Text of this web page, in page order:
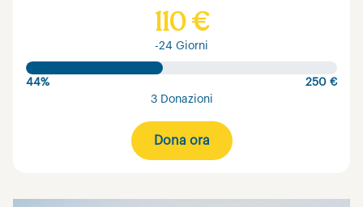
110 €
-24 Giorni
44%
250 €
3 Donazioni
Dona ora